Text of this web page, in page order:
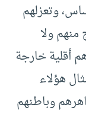
وتعزلهم
منهم ولا
أقلية خارجة
هؤلاء
وباطنهم